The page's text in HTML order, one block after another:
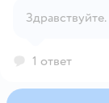
1 ответ